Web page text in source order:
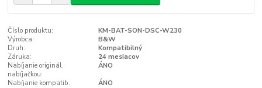
Číslo produktu:
KM-BAT-SON-DSC-W230
Výrobca:
B&W
Druh:
Kompatibilný
Záruka:
24 mesiacov
Nabíjanie originál.
nabíjačkou:
ÁNO
Nabíjanie kompatib.
ÁNO